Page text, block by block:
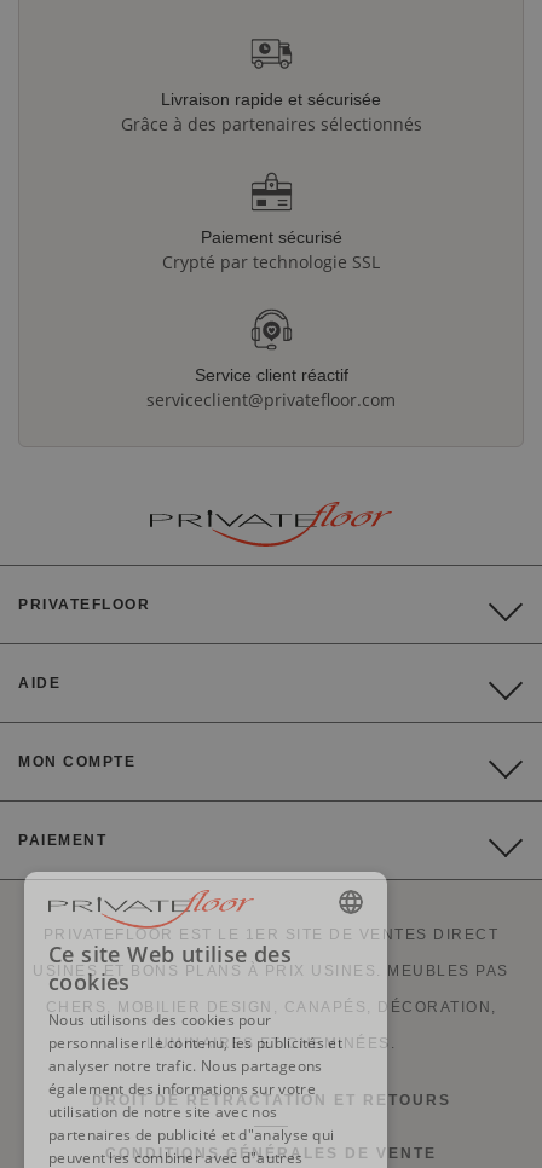
Livraison rapide et sécurisée
Grâce à des partenaires sélectionnés
Paiement sécurisé
Crypté par technologie SSL
Service client réactif
serviceclient@privatefloor.com
PRIVATEFLOOR
AIDE
MON COMPTE
PAIEMENT
PRIVATEFLOOR EST LE 1ER SITE DE VENTES DIRECT
USINES ET BONS PLANS À PRIX USINES. MEUBLES PAS
CHERS, MOBILIER DESIGN, CANAPÉS, DÉCORATION,
LUMINAIRES ET CHEMINÉES.
DROIT DE RÉTRACTATION ET RETOURS
CONDITIONS GÉNÉRALES DE VENTE
ENGLISH
GERMAN
PORTUGUESE
Ce site Web utilise des
cookies
Nous utilisons des cookies pour
personnaliser le contenu, les publicités et
analyser notre trafic. Nous partageons
également des informations sur votre
utilisation de notre site avec nos
partenaires de publicité et d"analyse qui
peuvent les combiner avec d"autres